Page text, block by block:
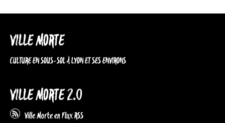
VILLE MORTE
CULTURE EN SOUS-SOL À LYON ET SES ENVIRONS
VILLE MORTE 2.0
Ville Morte en Flux RSS